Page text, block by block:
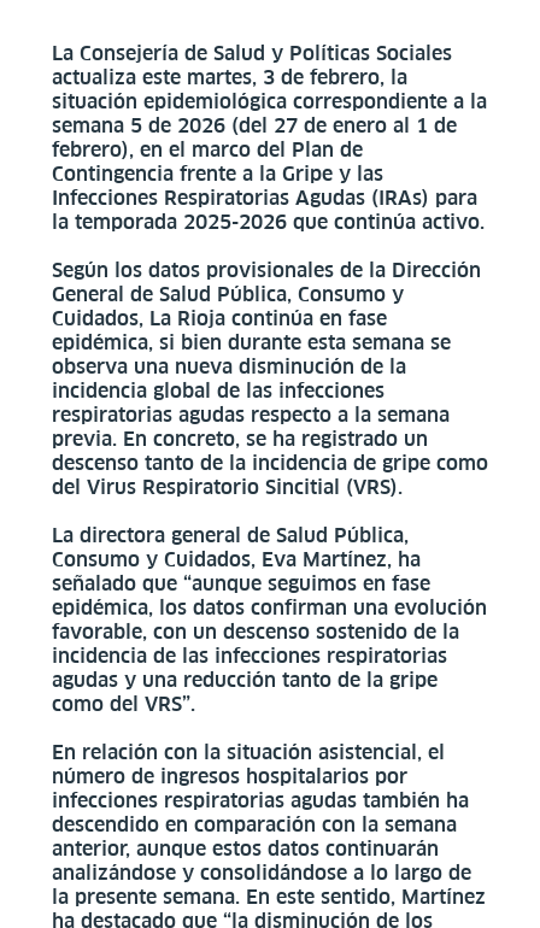
La Consejería de Salud y Políticas Sociales
actualiza este martes, 3 de febrero, la
situación epidemiológica correspondiente a la
semana 5 de 2026 (del 27 de enero al 1 de
febrero), en el marco del Plan de
Contingencia frente a la Gripe y las
Infecciones Respiratorias Agudas (IRAs) para
la temporada 2025-2026 que continúa activo.
Según los datos provisionales de la Dirección
General de Salud Pública, Consumo y
Cuidados, La Rioja continúa en fase
epidémica, si bien durante esta semana se
observa una nueva disminución de la
incidencia global de las infecciones
respiratorias agudas respecto a la semana
previa. En concreto, se ha registrado un
descenso tanto de la incidencia de gripe como
del Virus Respiratorio Sincitial (VRS).
La directora general de Salud Pública,
Consumo y Cuidados, Eva Martínez, ha
señalado que “aunque seguimos en fase
epidémica, los datos confirman una evolución
favorable, con un descenso sostenido de la
incidencia de las infecciones respiratorias
agudas y una reducción tanto de la gripe
como del VRS”.
En relación con la situación asistencial, el
número de ingresos hospitalarios por
infecciones respiratorias agudas también ha
descendido en comparación con la semana
anterior, aunque estos datos continuarán
analizándose y consolidándose a lo largo de
la presente semana. En este sentido, Martínez
ha destacado que “la disminución de los